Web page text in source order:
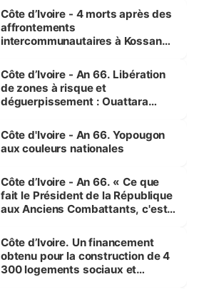
générations futures »
Côte d’Ivoire - 4 morts après des
affrontements
intercommunautaires à Kossandji
milieu des sinistrés
Côte d’Ivoire - An 66. Libération
de zones à risque et
déguerpissement : Ouattara
l'Etat de droit pour préserver les
vies humaines »
Côte d'Ivoire - An 66. Yopougon
aux couleurs nationales
Côte d’Ivoire - An 66. « Ce que
fait le Président de la République
aux Anciens Combattants, c'est
Côte d’Ivoire. Un financement
obtenu pour la construction de 4
300 logements sociaux et